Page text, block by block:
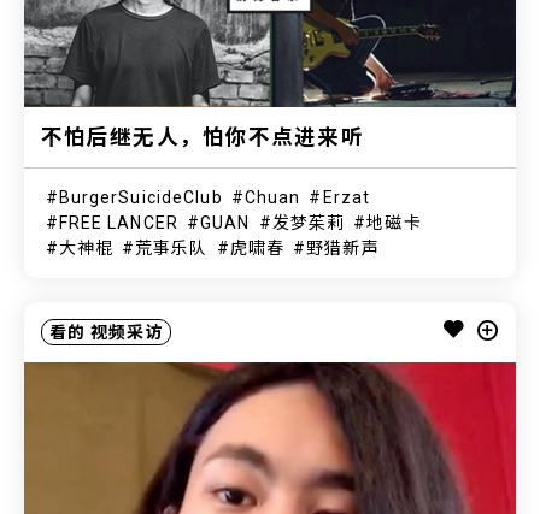
不怕后继无人，怕你不点进来听
BurgerSuicideClub Chuan
Erzat
FREE LANCER
GUAN 发梦茱莉
地磁卡
大神棍
荒事乐队 虎啸春 野猎新声
看的 视频采访